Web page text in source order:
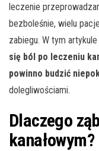
leczenie
bezboleśnie, wielu
zabiegu. W tym
się ból po leczeniu
powinno budzić
dolegliwościami.
Dlaczego
kanałowym?